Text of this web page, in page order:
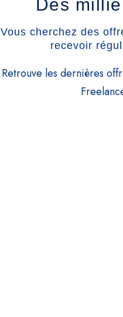
Des
Vous cherchez des
recevoir
Retrouve les dernières